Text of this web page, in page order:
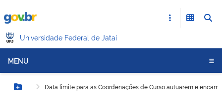
Universidade Federal de Jataí
MENU
Botão MenuData limite para as Coordenações de Curso autuarem e